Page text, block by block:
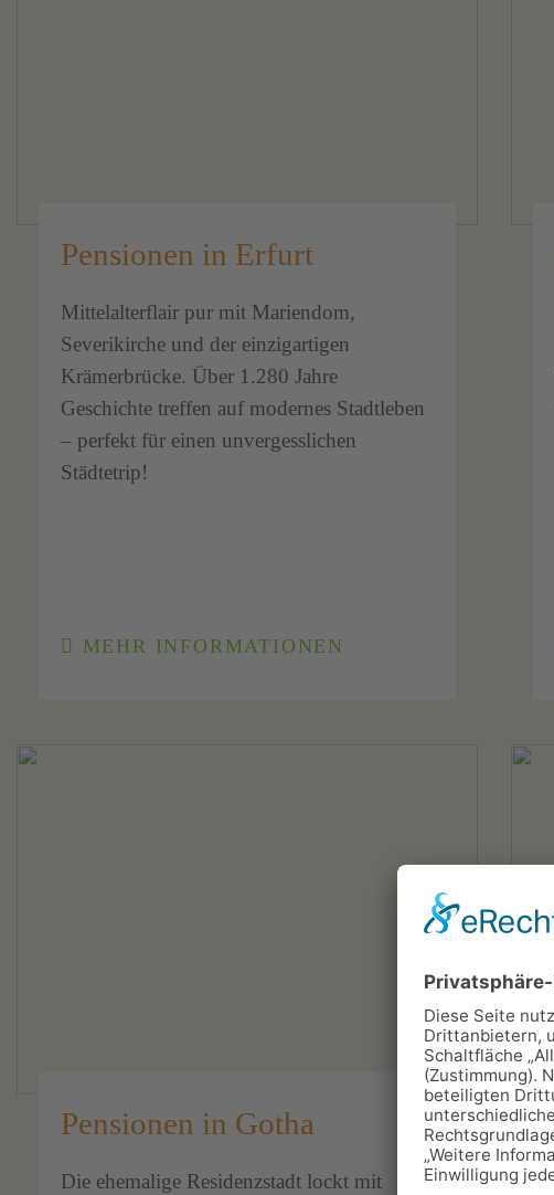
Pensionen in Erfurt
Mittelalterflair pur mit Mariendom,
Severikirche und der einzigartigen
Krämerbrücke. Über 1.280 Jahre
Geschichte treffen auf modernes Stadtleben
– perfekt für einen unvergesslichen
Städtetrip!
MEHR INFORMATIONEN
Pensionen in Gotha
Die ehemalige Residenzstadt lockt mit